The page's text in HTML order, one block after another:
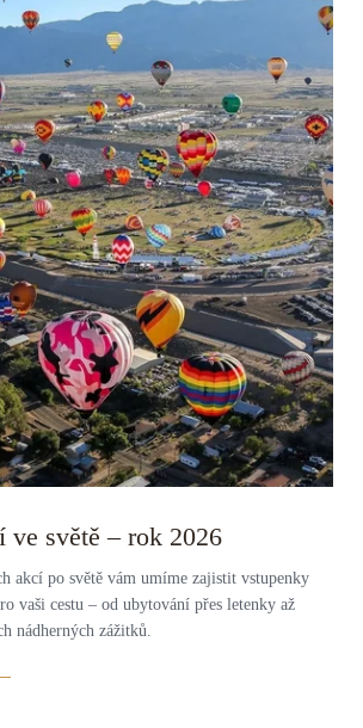
ve světě – rok 2026
akcí po světě vám umíme zajistit vstupenky
vaši cestu – od ubytování přes letenky až
nádherných zážitků.